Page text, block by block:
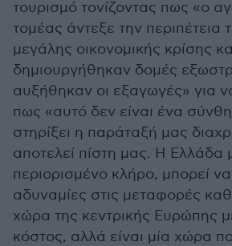
τουρισμό τονίζοντας πως «ο
τομέας άντεξε την περιπέτεια
μεγάλης οικονομικής κρίσης
δημιουργήθηκαν δομές
αυξήθηκαν οι εξαγωγές» για
πως «αυτό δεν είναι ένα
στηρίξει η παράταξή μας
αποτελεί πίστη μας. Η Ελλάδα
περιορισμένο κλήρο, μπορεί
αδυναμίες στις μεταφορές
χώρα της κεντρικής Ευρώπης
κόστος, αλλά είναι μία χώρα